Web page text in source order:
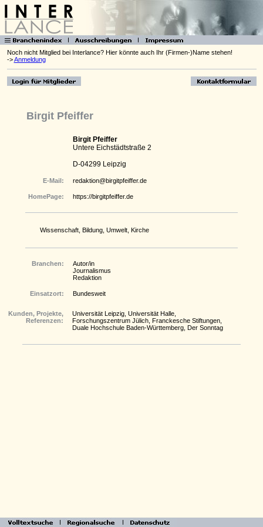
Noch nicht Mitglied bei Interlance? Hier könnte auch Ihr (Firmen-)Name stehen!
->Anmeldung
Birgit Pfeiffer
Birgit Pfeiffer
Untere Eichstädtstraße 2
D-04299 Leipzig
E-Mail: redaktion@birgitpfeiffer.de
HomePage: https://birgitpfeiffer.de
Wissenschaft, Bildung, Umwelt, Kirche
Branchen:
Autor/in
Journalismus
Redaktion
Einsatzort: Bundesweit
Kunden, Projekte,
Referenzen:
Universität Leipzig, Universität Halle,
Forschungszentrum Jülich, Franckesche Stiftungen,
Duale Hochschule Baden-Württemberg, Der Sonntag